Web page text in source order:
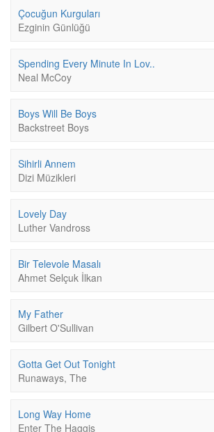
Çocuğun Kurguları
Ezginin Günlüğü
Spending Every Minute In Lov..
Neal McCoy
Boys Will Be Boys
Backstreet Boys
Sihirli Annem
Dizi Müzikleri
Lovely Day
Luther Vandross
Bir Televole Masalı
Ahmet Selçuk İlkan
My Father
Gilbert O'Sullivan
Gotta Get Out Tonight
Runaways, The
Long Way Home
Enter The Haggis